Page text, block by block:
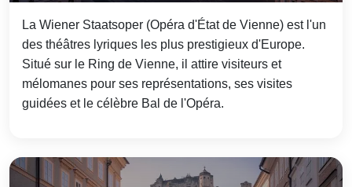
La Wiener Staatsoper (Opéra d'État de Vienne) est l'un
des théâtres lyriques les plus prestigieux d'Europe.
Situé sur le Ring de Vienne, il attire visiteurs et
mélomanes pour ses représentations, ses visites
guidées et le célèbre Bal de l'Opéra.